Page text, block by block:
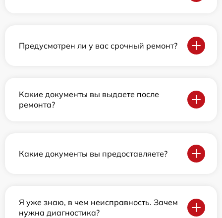
Предусмотрен ли у вас срочный ремонт?
Какие документы вы выдаете после
ремонта?
Какие документы вы предоставляете?
Я уже знаю, в чем неисправность. Зачем
нужна диагностика?